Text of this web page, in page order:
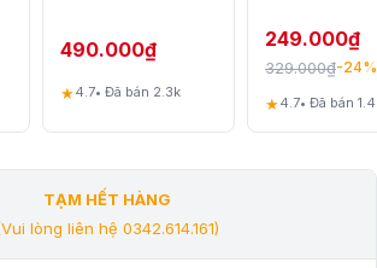
TẠM HẾT HÀNG
lòng liên hệ 0342.614.161)
490.000₫
★4.7• Đã bán 2.3k
249.000₫
329.000₫-24%
★4.7• Đã bán